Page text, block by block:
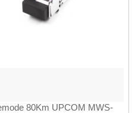
80Km UPCOM MWS-